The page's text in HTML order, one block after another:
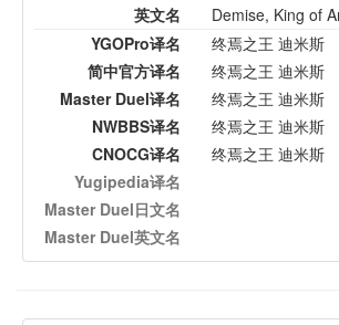
英文名
Demise, King of
YGOPro译名
终焉之王 迪米斯
简中官方译名
终焉之王 迪米斯
Master Duel译名
终焉之王 迪米斯
NWBBS译名
终焉之王 迪米斯
CNOCG译名
终焉之王 迪米斯
Yugipedia译名
Master Duel日文名
Master Duel英文名